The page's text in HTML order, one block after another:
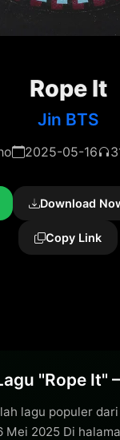
Rope It
Jin BTS
2025-05-16
Download
Copy Link
"Rope It"
lagu populer dari
Mei 2025 Di